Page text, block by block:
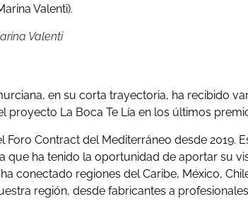
Valenti).
Valenti
en su corta trayectoria, ha recibido
proyecto La Boca Te Lía en los últimos
Foro Contract del Mediterráneo desde 2019.
que ha tenido la oportunidad de aportar su
conectado regiones del Caribe, México,
región, desde fabricantes a